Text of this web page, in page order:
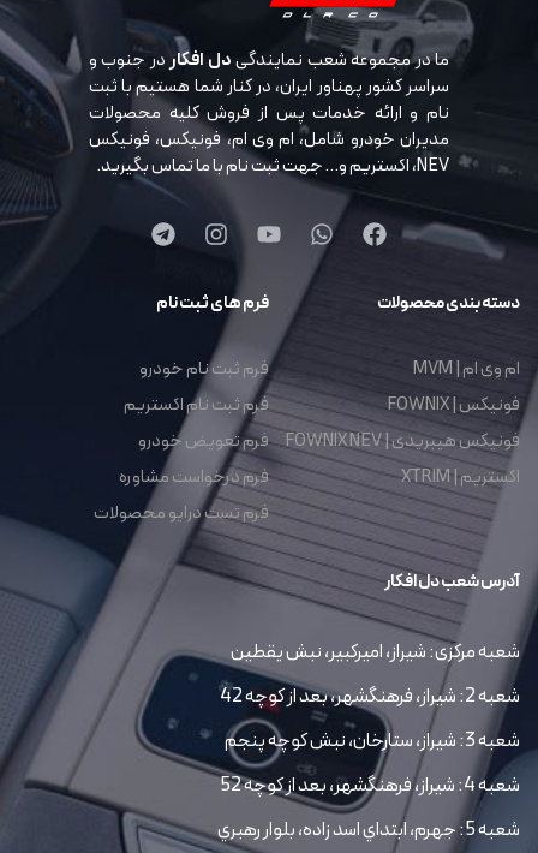
ما در مجموعه شعب نمایندگیدل افکاردر جنوب و
سراسر کشور پهناور ایران، در کنار شما هستیم با ثبت
نام و ارائه خدمات پس از فروش کلیه محصولات
مدیران خودرو شامل، ام وی ام، فونیکس، فونیکس
NEV، اکستریم و… جهت ثبت نام با ما تماس بگیرید.
دسته بندی محصولات
ام وی ام | MVM
فونیکس | FOWNIX
فونیکس هیبریدی | FOWNIX NEV
اکستریم | XTRIM
فرم های ثبت نام
فرم ثبت نام خودرو
فرم ثبت نام اکستریم
فرم تعویض خودرو
فرم درخواست مشاوره
فرم تست درایو محصولات
آدرس شعب دل افکار
شعبه مرکزی: شیراز، امیرکبیر، نبش یقطین
شعبه 2: شیراز، فرهنگشهر، بعد از کوچه 42
شعبه 3: شیراز، ستارخان، نبش کوچه پنجم
شعبه 4: شیراز، فرهنگشهر، بعد از کوچه 52
شعبه 5: جهرم، ابتداي اسد زاده، بلوار رهبري